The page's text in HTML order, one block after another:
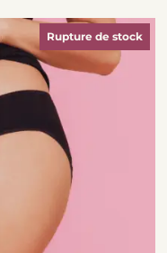
Rupture de stock